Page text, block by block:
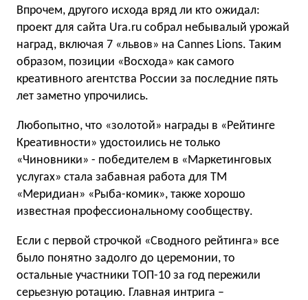
Впрочем, другого исхода вряд ли кто ожидал:
проект для сайта Ura.ru собрал небывалый урожай
наград, включая 7 «львов» на Cannes Lions. Таким
образом, позиции «Восхода» как самого
креативного агентства России за последние пять
лет заметно упрочились.
Любопытно, что «золотой» награды в «Рейтинге
Креативности» удостоились не только
«Чиновники» - победителем в «Маркетинговых
услугах» стала забавная работа для ТМ
«Меридиан» «Рыба-комик», также хорошо
известная профессиональному сообществу.
Если с первой строчкой «Сводного рейтинга» все
было понятно задолго до церемонии, то
остальные участники ТОП-10 за год пережили
серьезную ротацию. Главная интрига –